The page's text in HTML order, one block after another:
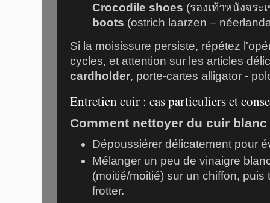
Crocodile shoes (รองเท้าหนังจร
boots (ostrich laarzen –
Si la moisissure persiste, répétez
cycles, et attention sur les articles
cardholder, porte-cartes alligator -
Entretien cuir : cas particuliers et
Comment nettoyer du cuir blanc
Dépoussiérer délicatement pour
Mélanger un peu de vinaigre
(moitié/moitié) sur un chiffon, puis
frotter.